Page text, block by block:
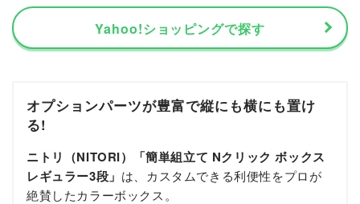
Yahoo!ショッピングで探す
オプションパーツが豊富で縦にも横にも置け
る!
ニトリ（NITORI）「簡単組立て Nクリック ボックス
レギュラー3段」 は、 カスタムできる利便性をプロが
絶賛したカラーボックス。